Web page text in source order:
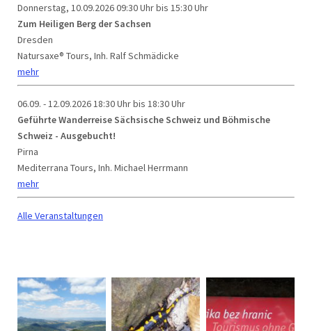
Donnerstag, 10.09.202609:30 Uhr bis 15:30 Uhr
Zum Heiligen Berg der Sachsen
Dresden
Natursaxe® Tours, Inh. Ralf Schmädicke
mehr
06.09. - 12.09.2026 18:30 Uhr bis 18:30 Uhr
Geführte Wanderreise Sächsische Schweiz und Böhmische
Schweiz - Ausgebucht!
Pirna
Mediterrana Tours, Inh. Michael Herrmann
mehr
Alle Veranstaltungen